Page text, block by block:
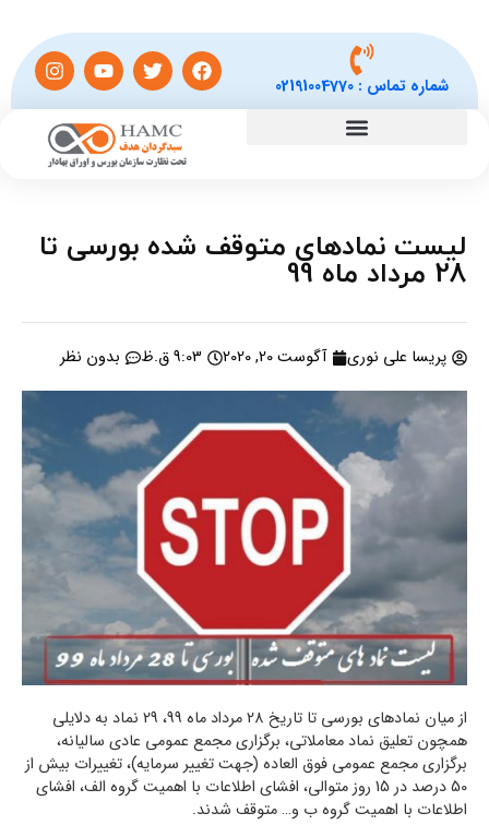
شماره تماس :02191004770
لیست نمادهای متوقف شده بورسی تا
28 مرداد ماه 99
پریسا علی نوری آگوست 20, 2020 9:03 ق.ظ بدون نظر
از میان نمادهای بورسی تا تاریخ 28 مرداد ماه 99، 29 نماد به دلایلی
همچون تعلیق نماد معاملاتی، برگزاری مجمع عمومی عادی سالیانه،
برگزاری مجمع عمومی فوق العاده (جهت تغییر سرمایه)، تغییرات بیش از
50 درصد در 15 روز متوالی، افشای اطلاعات با اهمیت گروه الف، افشای
اطلاعات با اهمیت گروه ب و… متوقف شدند.